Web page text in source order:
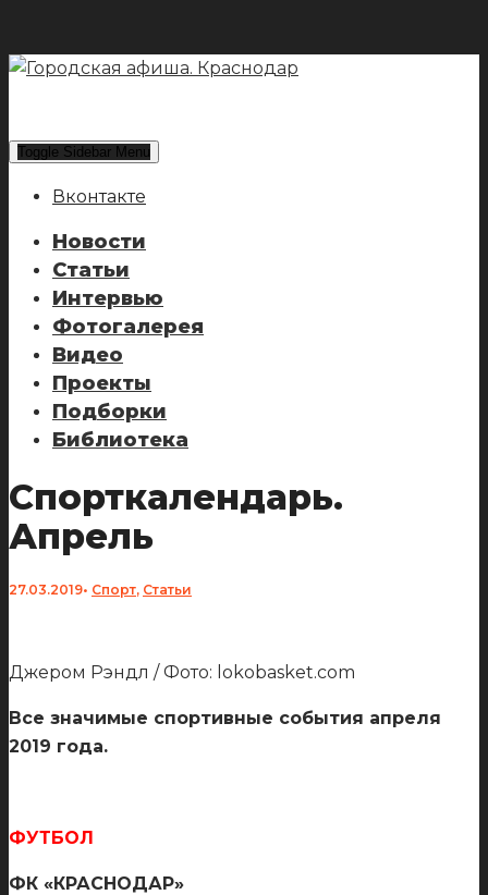
Toggle Sidebar Menu
Вконтакте
Новости
Статьи
Интервью
Фотогалерея
Видео
Проекты
Подборки
Библиотека
Спорткалендарь.
Апрель
27.03.2019• Спорт, Статьи
Джером Рэндл / Фото: lokobasket.com
Все значимые спортивные события апреля
2019 года.
ФУТБОЛ
ФК «КРАСНОДАР»